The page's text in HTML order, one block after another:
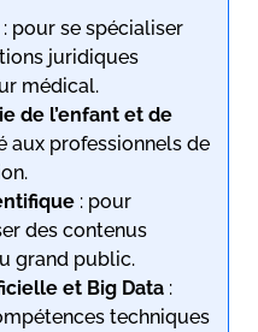
: pour se spécialiser
juridiques
médical.
de l’enfant et de
aux professionnels de
: pour
des contenus
grand public.
et Big Data :
techniques